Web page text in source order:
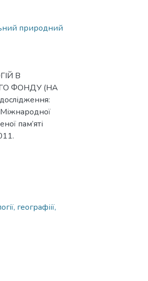
природний
В
ФОНДУ (НА
Міжнародної
пам’яті
географіії,